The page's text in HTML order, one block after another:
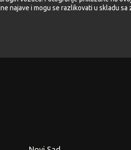
najave i mogu se razlikovati u skladu sa